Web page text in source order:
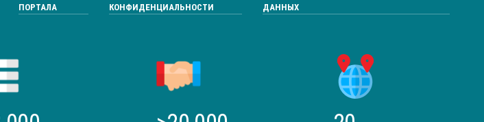
ПОРТАЛА
КОНФИДЕНЦИАЛЬНОСТИ
ДАННЫХ